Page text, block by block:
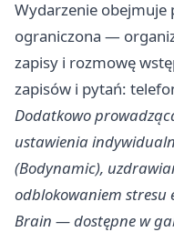
Wydarzenie obejmuje
ograniczona —
zapisy i rozmowę
zapisów i pytań:
Dodatkowo
ustawienia
(Bodynamic),
odblokowaniem stresu
Brain — dostępne w